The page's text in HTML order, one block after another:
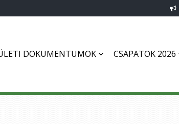
DOKUMENTUMOK CSAPATOK 2026